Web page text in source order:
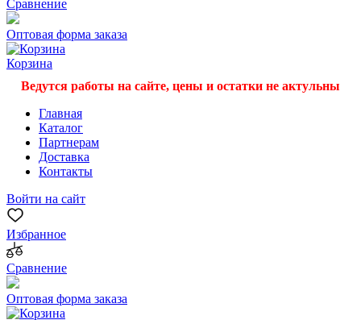
Сравнение
Оптовая форма заказа
Корзина
Ведутся работы на сайте, цены и остатки не актульны
Главная
Каталог
Партнерам
Доставка
Контакты
Войти на сайт
Избранное
Сравнение
Оптовая форма заказа